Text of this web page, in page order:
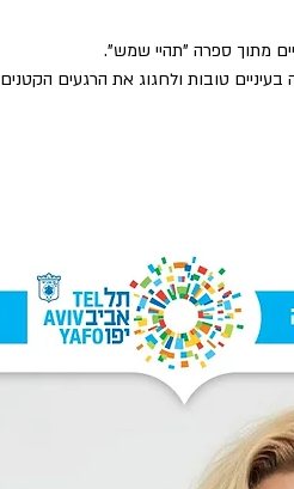
מתוך ספרה "תהיי שמש".
טובות ולחגוג את הרגעים הקטנים